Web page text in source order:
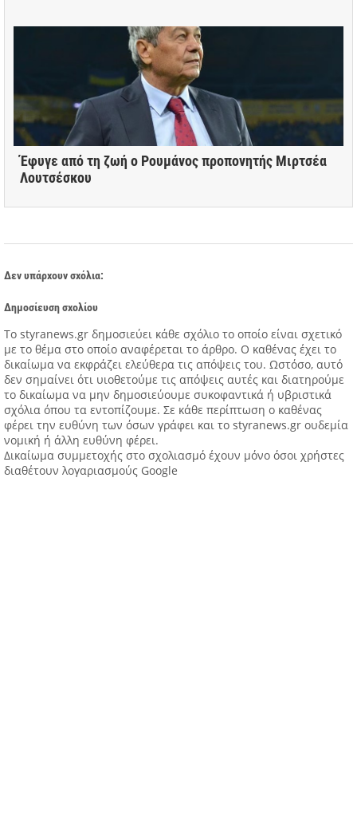
Έφυγε από τη ζωή ο Ρουμάνος προπονητής Μιρτσέα
Λουτσέσκου
Δεν υπάρχουν σχόλια:
Δημοσίευση σχολίου
Tο styranews.gr δημοσιεύει κάθε σχόλιο το οποίο είναι σχετικό
με το θέμα στο οποίο αναφέρεται το άρθρο. Ο καθένας έχει το
δικαίωμα να εκφράζει ελεύθερα τις απόψεις του. Ωστόσο, αυτό
δεν σημαίνει ότι υιοθετούμε τις απόψεις αυτές και διατηρούμε
το δικαίωμα να μην δημοσιεύουμε συκοφαντικά ή υβριστικά
σχόλια όπου τα εντοπίζουμε. Σε κάθε περίπτωση ο καθένας
φέρει την ευθύνη των όσων γράφει και το styranews.gr ουδεμία
νομική ή άλλη ευθύνη φέρει.
Δικαίωμα συμμετοχής στο σχολιασμό έχουν μόνο όσοι χρήστες
διαθέτουν λογαριασμούς Google